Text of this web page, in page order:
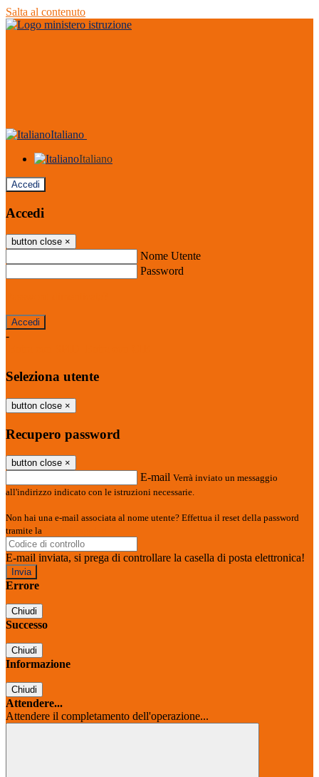
Salta al contenuto
Italiano
Italiano
Accedi
Accedi
button close ×
Nome Utente
Password
-
Seleziona utente
button close ×
Recupero password
button close ×
E-mail Verrà inviato un messaggio
all'indirizzo indicato con le istruzioni necessarie.
Non hai una e-mail associata al nome utente? Effettua il reset della password
tramite la
E-mail inviata, si prega di controllare la casella di posta elettronica!
Errore
Chiudi
Successo
Chiudi
Informazione
Chiudi
Attendere...
Attendere il completamento dell'operazione...